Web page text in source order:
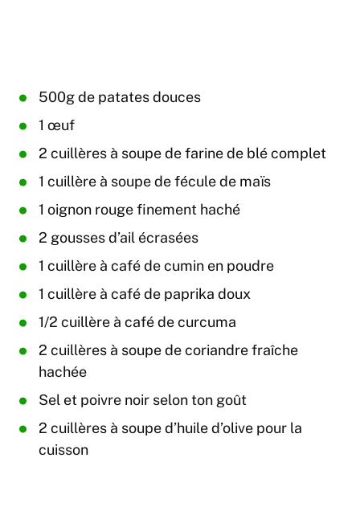
500g de patates douces
1 œuf
2 cuillères à soupe de farine de blé complet
1 cuillère à soupe de fécule de maïs
1 oignon rouge finement haché
2 gousses d’ail écrasées
1 cuillère à café de cumin en poudre
1 cuillère à café de paprika doux
1/2 cuillère à café de curcuma
2 cuillères à soupe de coriandre fraîche
hachée
Sel et poivre noir selon ton goût
2 cuillères à soupe d’huile d’olive pour la
cuisson